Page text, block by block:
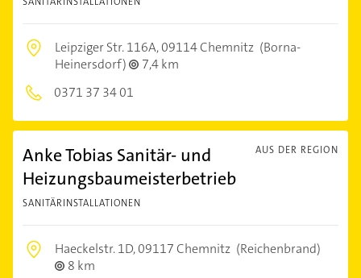
Leipziger Str. 116A,09114 Chemnitz (Borna-
Heinersdorf)
7,4 km
0371 37 34 01
AUS DER REGION
Anke Tobias Sanitär- und
Heizungsbaumeisterbetrieb
SANITÄRINSTALLATIONEN
Haeckelstr. 1D,09117 Chemnitz (Reichenbrand)
8 km